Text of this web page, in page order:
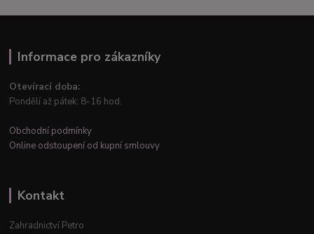
Informace pro zákazníky
Otevírací doba:
Pondělí až pátek: 8-16 hod.
Obchodní podmínky
Online odstoupení od kupní smlouvy
Kontakt
Zahradnictví Petro